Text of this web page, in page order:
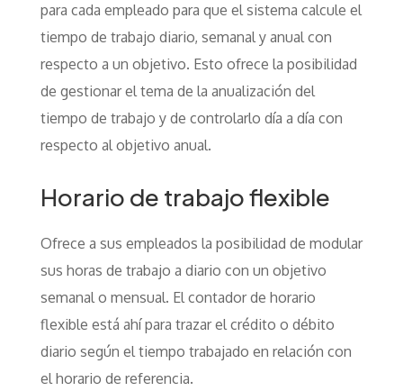
para cada empleado para que el sistema calcule el
tiempo de trabajo diario, semanal y anual con
respecto a un objetivo. Esto ofrece la posibilidad
de gestionar el tema de la anualización del
tiempo de trabajo y de controlarlo día a día con
respecto al objetivo anual.
Horario de trabajo flexible
Ofrece a sus empleados la posibilidad de modular
sus horas de trabajo a diario con un objetivo
semanal o mensual. El contador de horario
flexible está ahí para trazar el crédito o débito
diario según el tiempo trabajado en relación con
el horario de referencia.